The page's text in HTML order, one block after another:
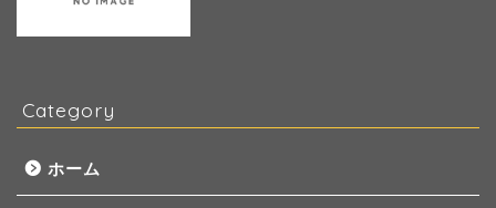
Category
ホーム